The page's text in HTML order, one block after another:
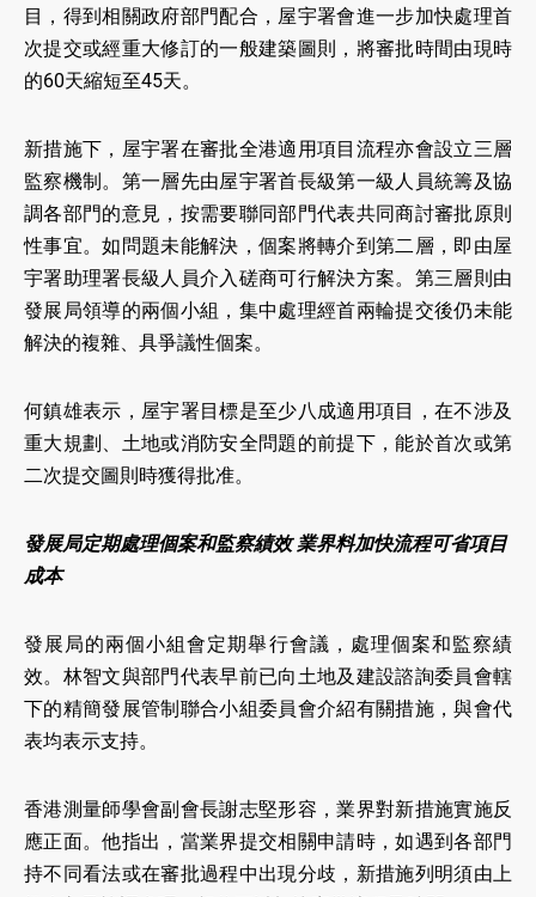
目，得到相關政府部門配合，屋宇署會進一步加快處理首
次提交或經重大修訂的一般建築圖則，將審批時間由現時
的60天縮短至45天。
新措施下，屋宇署在審批全港適用項目流程亦會設立三層
監察機制。第一層先由屋宇署首長級第一級人員統籌及協
調各部門的意見，按需要聯同部門代表共同商討審批原則
性事宜。如問題未能解決，個案將轉介到第二層，即由屋
宇署助理署長級人員介入磋商可行解決方案。第三層則由
發展局領導的兩個小組，集中處理經首兩輪提交後仍未能
解決的複雜、具爭議性個案。
何鎮雄表示，屋宇署目標是至少八成適用項目，在不涉及
重大規劃、土地或消防安全問題的前提下，能於首次或第
二次提交圖則時獲得批准。
發展局定期處理個案和監察績效 業界料加快流程可省項目
成本
發展局的兩個小組會定期舉行會議，處理個案和監察績
效。林智文與部門代表早前已向土地及建設諮詢委員會轄
下的精簡發展管制聯合小組委員會介紹有關措施，與會代
表均表示支持。
香港測量師學會副會長謝志堅形容，業界對新措施實施反
應正面。他指出，當業界提交相關申請時，如遇到各部門
持不同看法或在審批過程中出現分歧，新措施列明須由上